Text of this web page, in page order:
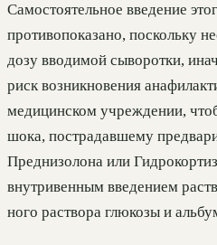
Самостоятельное введение
противопоказано, поскольку
дозу вводимой сыворотки,
риск возникновения
медицинском учреждении,
шока, пострадавшему
Преднизолона или
внутривенным введением
ного раствора глюкозы и